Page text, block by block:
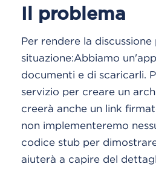
Il problema
Per rendere la
situazione:Abbiamo
documenti e di scaricarli.
servizio per creare un
creerà anche un link
non implementeremo
codice stub per
aiuterà a capire del